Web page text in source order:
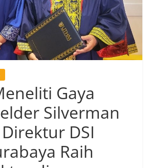
Gaya
Silverman
Direktur DSI
Raih